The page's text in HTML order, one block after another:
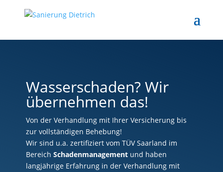
Wasserschaden? Wir
übernehmen das!
Von der Verhandlung mit Ihrer Versicherung bis
zur vollständigen Behebung!
Wir sind u.a. zertifiziert vom TÜV Saarland im
Bereich Schadenmanagementund haben
langjährige Erfahrung in der Verhandlung mit